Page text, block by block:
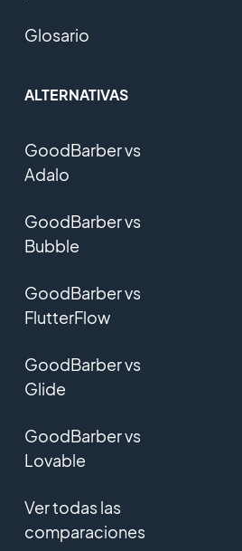
Glosario
ALTERNATIVAS
GoodBarber vs
Adalo
GoodBarber vs
Bubble
GoodBarber vs
FlutterFlow
GoodBarber vs
Glide
GoodBarber vs
Lovable
Ver todas las
comparaciones